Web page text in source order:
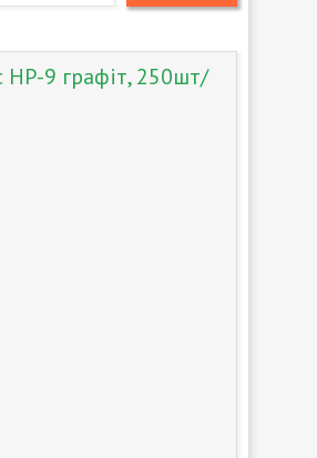
9 графіт, 250шт/